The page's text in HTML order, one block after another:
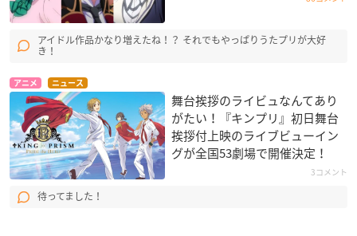
アイドル作品かなり増えたね！？ それでもやっぱりうたプリが大好
き！
アニメ ニュース
舞台挨拶のライビュなんてあり
がたい！『キンプリ』初日舞台
挨拶付上映のライブビューイン
グが全国53劇場で開催決定！
3コメント
待ってました！